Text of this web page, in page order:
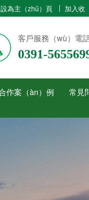
設為主（zhǔ）頁 加入收
客戶服務（wù）電
0391-
作案（àn）例 常見